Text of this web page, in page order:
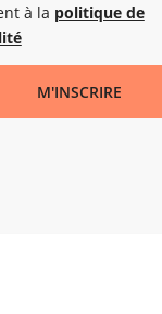
à la politique de
M'INSCRIRE